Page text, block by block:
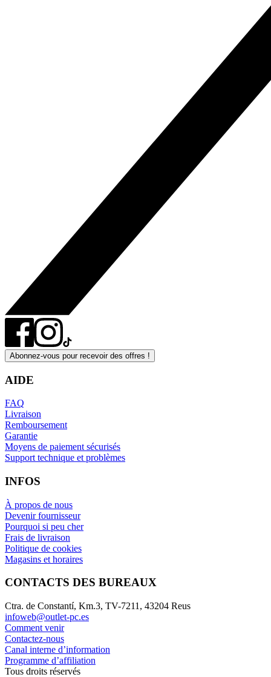
Abonnez-vous pour recevoir des offres !
AIDE
FAQ
Livraison
Remboursement
Garantie
Moyens de paiement sécurisés
Support technique et problèmes
INFOS
À propos de nous
Devenir fournisseur
Pourquoi si peu cher
Frais de livraison
Politique de cookies
Magasins et horaires
CONTACTS DES BUREAUX
Ctra. de Constantí, Km.3, TV-7211, 43204 Reus
infoweb@outlet-pc.es
Comment venir
Contactez-nous
Canal interne d’information
Programme d’affiliation
Tous droits réservés